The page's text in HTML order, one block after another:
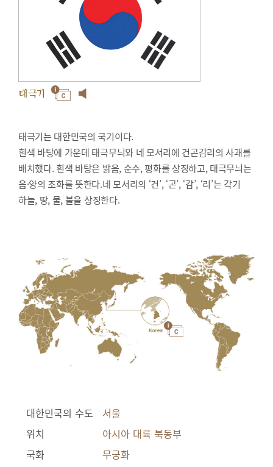
태극기
태극기는 대한민국의 국기이다.
흰색 바탕에 가운데 태극무늬와 네 모서리에 건곤감리의 사괘를
배치했다. 흰색 바탕은 밝음, 순수, 평화를 상징하고, 태극무늬는
음·양의 조화를 뜻한다.네 모서리의 ‘건’, ‘곤’, ‘감’, ‘리’는 각기
하늘, 땅, 물, 불을 상징한다.
대한민국의 수도
서울
위치
아시아 대륙 북동부
국화
무궁화